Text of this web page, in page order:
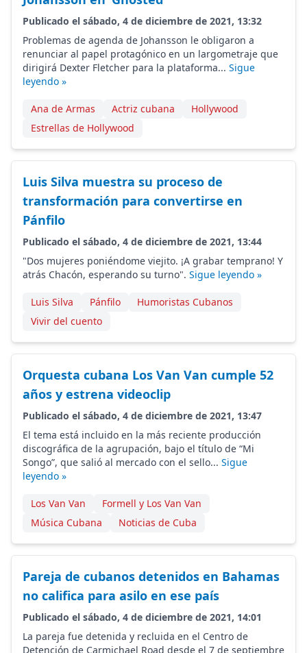
Publicado el sábado, 4 de diciembre de 2021, 13:32
Problemas de agenda de Johansson le obligaron a
renunciar al papel protagónico en un largometraje que
dirigirá Dexter Fletcher para la plataforma... Sigue
leyendo »
Ana de Armas Actriz cubana
Hollywood
Estrellas de Hollywood
Luis Silva muestra su proceso de
transformación para convertirse en
Pánfilo
Publicado el sábado, 4 de diciembre de 2021, 13:44
"Dos mujeres poniéndome viejito. ¡A grabar temprano! Y
atrás Chacón, esperando su turno". Sigue leyendo »
Luis Silva Pánfilo
Humoristas Cubanos
Vivir del cuento
Orquesta cubana Los Van Van cumple 52
años y estrena videoclip
Publicado el sábado, 4 de diciembre de 2021, 13:47
El tema está incluido en la más reciente producción
discográfica de la agrupación, bajo el título de “Mi
Songo”, que salió al mercado con el sello... Sigue
leyendo »
Los Van Van
Formell y Los Van Van
Música Cubana
Noticias de Cuba
Pareja de cubanos detenidos en Bahamas
no califica para asilo en ese país
Publicado el sábado, 4 de diciembre de 2021, 14:01
La pareja fue detenida y recluida en el Centro de
Detención de Carmichael Road desde el 7 de septiembre